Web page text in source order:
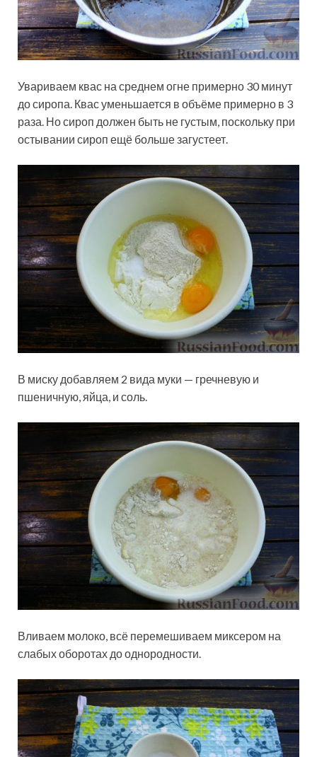
Увариваем квас на среднем огне примерно 30 минут
до сиропа. Квас уменьшается в объёме примерно в 3
раза. Но сироп должен быть не густым, поскольку при
остывании сироп ещё больше загустеет.
В миску добавляем 2 вида муки — гречневую и
пшеничную, яйца, и соль.
Вливаем молоко, всё перемешиваем миксером на
слабых оборотах до однородности.